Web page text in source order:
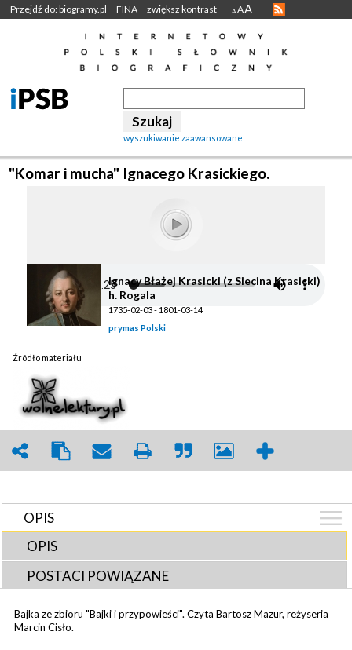
Przejdź do: biogramy.pl FINA zwiększ kontrast A AA
wyszukiwanie zaawansowane
"Komar i mucha" Ignacego Krasickiego.
Ignacy Błażej Krasicki (z Siecina Krasicki)
h. Rogala
1735-02-03 - 1801-03-14
prymas Polski
Źródło materiału
OPIS
OPIS
POSTACI POWIĄZANE
Bajka ze zbioru "Bajki i przypowieści". Czyta Bartosz Mazur, reżyseria
Marcin Cisło.